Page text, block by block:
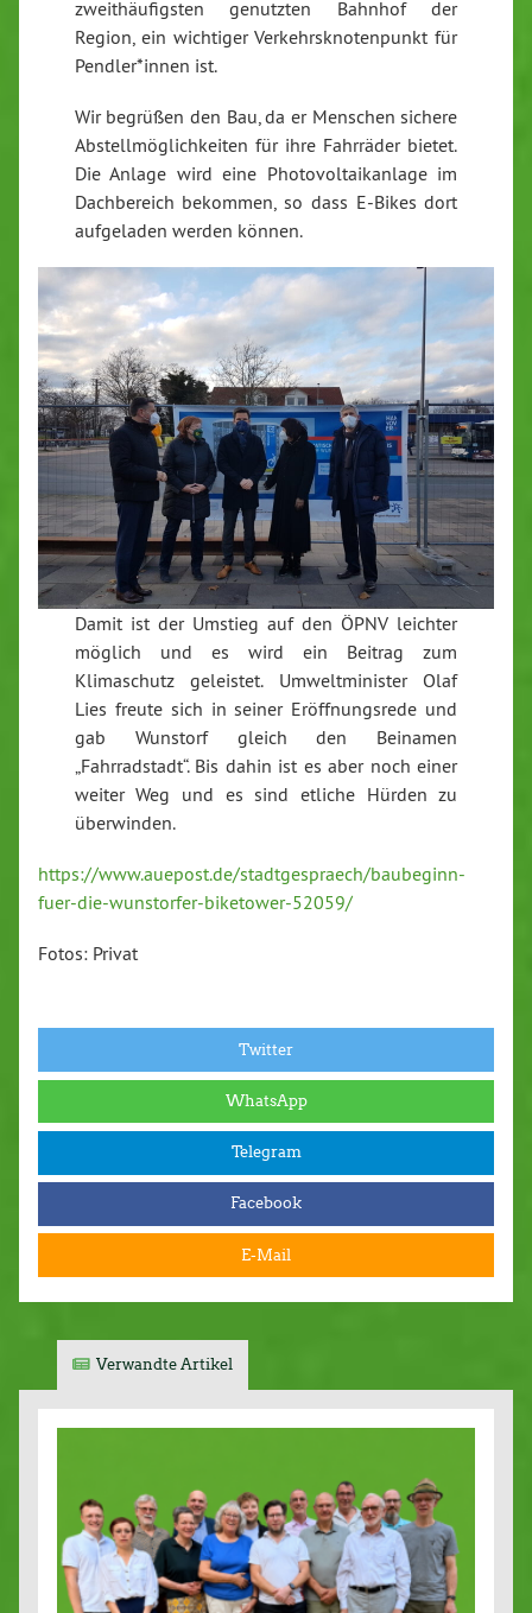
zweithäufigsten genutzten Bahnhof der
Region, ein wichtiger Verkehrsknotenpunkt für
Pendler*innen ist.
Wir begrüßen den Bau, da er Menschen sichere
Abstellmöglichkeiten für ihre Fahrräder bietet.
Die Anlage wird eine Photovoltaikanlage im
Dachbereich bekommen, so dass E-Bikes dort
aufgeladen werden können.
Damit ist der Umstieg auf den ÖPNV leichter
möglich und es wird ein Beitrag zum
Klimaschutz geleistet. Umweltminister Olaf
Lies freute sich in seiner Eröffnungsrede und
gab Wunstorf gleich den Beinamen
„Fahrradstadt“. Bis dahin ist es aber noch einer
weiter Weg und es sind etliche Hürden zu
überwinden.
https://www.auepost.de/stadtgespraech/baubeginn-
fuer-die-wunstorfer-biketower-52059/
Fotos: Privat
Twitter
WhatsApp
Telegram
Facebook
E-Mail
Verwandte Artikel